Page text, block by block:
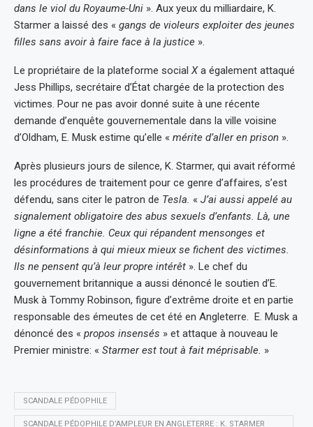
dans le viol du Royaume-Uni ». Aux yeux du milliardaire, K.
Starmer a laissé des « gangs de violeurs exploiter des jeunes
filles sans avoir à faire face à la justice ».
Le propriétaire de la plateforme social Xa également attaqué
Jess Phillips, secrétaire d’État chargée de la protection des
victimes. Pour ne pas avoir donné suite à une récente
demande d’enquête gouvernementale dans la ville voisine
d’Oldham, E. Musk estime qu’elle « mérite d’aller en prison ».
Après plusieurs jours de silence, K. Starmer, qui avait réformé
les procédures de traitement pour ce genre d’affaires, s’est
défendu, sans citer le patron de Tesla. « J’ai aussi appelé au
signalement obligatoire des abus sexuels d’enfants. Là, une
ligne a été franchie. Ceux qui répandent mensonges et
désinformations à qui mieux mieux se fichent des victimes.
Ils ne pensent qu’à leur propre intérêt ». Le chef du
gouvernement britannique a aussi dénoncé le soutien d’E.
Musk à Tommy Robinson, figure d’extrême droite et en partie
responsable des émeutes de cet été en Angleterre. E. Musk a
dénoncé des « propos insensés » et attaque à nouveau le
Premier ministre: « Starmer est tout à fait méprisable. »
SCANDALE PÉDOPHILE
SCANDALE PÉDOPHILE D’AMPLEUR EN ANGLETERRE : K. STARMER